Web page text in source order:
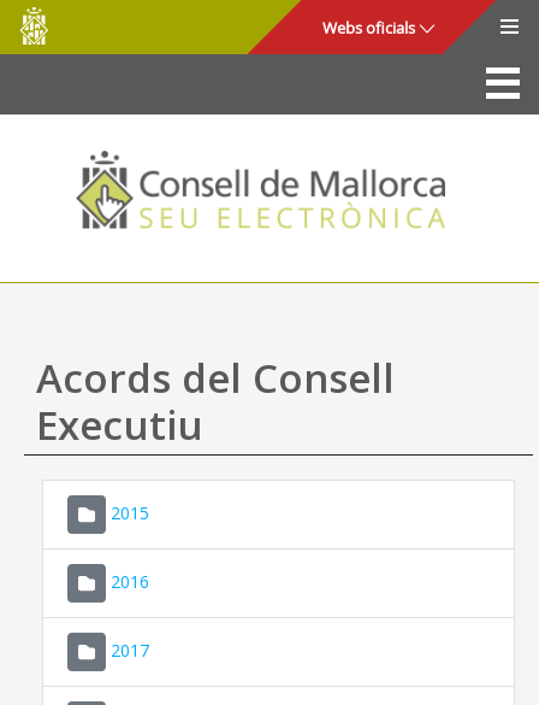
Salta al contingut principal
Consell
de
Mallorca
Webs oficials
La Seu
Consell de Mallorca
Accés i seguretat
Utilitats
Ajuda
Acords del Consell
Executiu
2015
2016
2017